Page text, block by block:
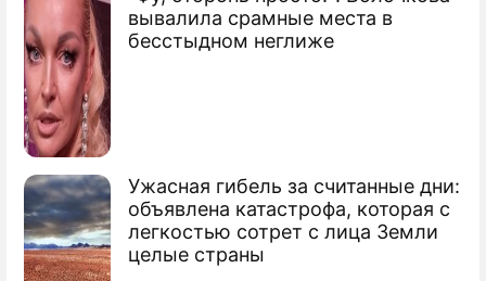
вывалила срамные места в
бесстыдном неглиже
Ужасная гибель за считанные дни:
объявлена катастрофа, которая с
легкостью сотрет с лица Земли
целые страны